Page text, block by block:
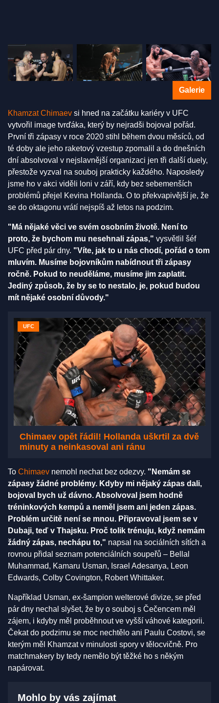
Galerie
Khamzat Chimaev si hned na začátku kariéry v UFC
vytvořil image tvrďáka, který by nejradši bojoval pořád.
První tři zápasy v roce 2020 stihl během dvou měsíců, od
té doby ale jeho raketový vzestup zpomalil a do dnešních
dní absolvoval v nejslavnější organizaci jen tři další duely,
přestože vyzval na souboj prakticky každého. Naposledy
jsme ho v akci viděli loni v září, kdy bez sebemenších
problémů přejel Kevina Hollanda. O to překvapivější je, že
se do oktagonu vrátí nejspíš až letos na podzim.
"Má nějaké věci ve svém osobním životě. Není to
proto, že bychom mu nesehnali zápas," vysvětlil šéf
UFC před pár dny. "Víte, jak to u nás chodí, pořád o tom
mluvím. Musíme bojovníkům nabídnout tři zápasy
ročně. Pokud to neuděláme, musíme jim zaplatit.
Jediný způsob, že by se to nestalo, je, pokud budou
mít nějaké osobní důvody."
UFC
Chimaev opět řádil! Hollanda uškrtil za dvě
minuty a neinkasoval ani ránu
To Chimaev nemohl nechat bez odezvy. "Nemám se
zápasy žádné problémy. Kdyby mi nějaký zápas dali,
bojoval bych už dávno. Absolvoval jsem hodně
tréninkových kempů a neměl jsem ani jeden zápas.
Problém určitě není se mnou. Připravoval jsem se v
Dubaji, teď v Thajsku. Proč tolik trénuju, když nemám
žádný zápas, nechápu to," napsal na sociálních sítích a
rovnou přidal seznam potenciálních soupeřů – Bellal
Muhammad, Kamaru Usman, Israel Adesanya, Leon
Edwards, Colby Covington, Robert Whittaker.
Například Usman, ex-šampion welterové divize, se před
pár dny nechal slyšet, že by o souboj s Čečencem měl
zájem, i kdyby měl proběhnout ve vyšší váhové kategorii.
Čekat do podzimu se moc nechtělo ani Paulu Costovi, se
kterým měl Khamzat v minulosti spory v tělocvičně. Pro
matchmakery by tedy nemělo být těžké ho s někým
napárovat.
Mohlo by vás zajímat